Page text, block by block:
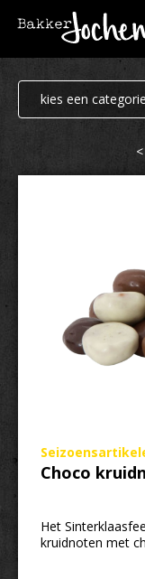
Bakker Jochem
Choco
Het
kruidnoten met